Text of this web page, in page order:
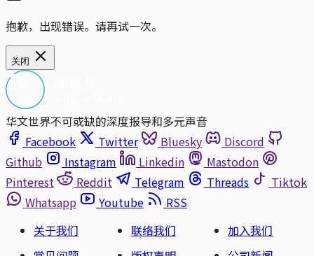
抱歉，出现错误。请再试一次。
关闭
华文世界不可或缺的深度报导和多元声音
Facebook
Twitter Bluesky
Discord
Github
Instagram Linkedin
Mastodon
Pinterest
Reddit Telegram Threads
Tiktok
Whatsapp
Youtube
RSS
关于我们
联络我们
加入我们